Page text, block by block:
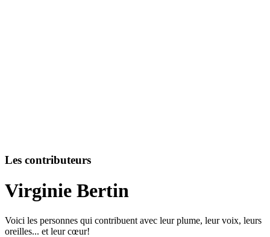
Les contributeurs
Virginie Bertin
Voici les personnes qui contribuent avec leur plume, leur voix, leurs
oreilles... et leur cœur!